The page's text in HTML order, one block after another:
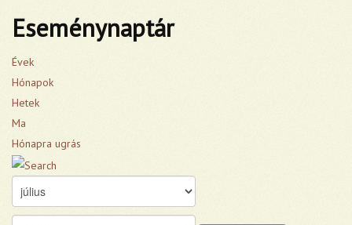
Eseménynaptár
Évek
Hónapok
Hetek
Ma
Hónapra ugrás